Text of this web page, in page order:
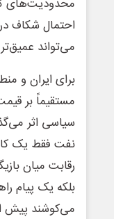
محدودیت‌های
احتمال شکاف
می‌تواند
برای ایران و
مستقیماً بر
سیاسی اثر
نفت فقط یک
رقابت میان
بلکه یک پیام
می‌کوشند پیش